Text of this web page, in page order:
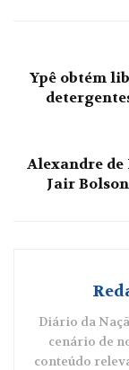
Ypê obtém
Alexandre
Jair
Diário da
cenário de
conteúdo